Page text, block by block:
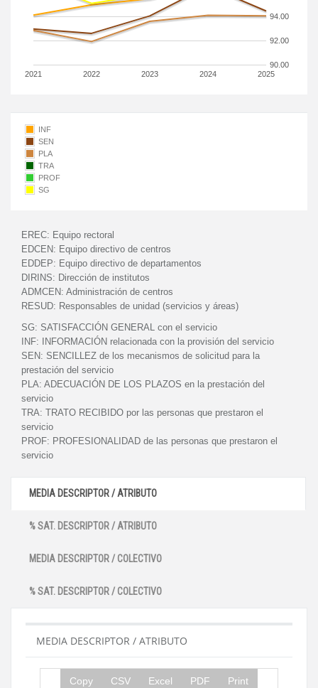
2021 2022 2023 2024 2025
90.00
92.00
94.00
INF
SEN
PLA
TRA
PROF
SG
EREC: Equipo rectoral
EDCEN: Equipo directivo de centros
EDDEP: Equipo directivo de departamentos
DIRINS: Dirección de institutos
ADMCEN: Administración de centros
RESUD: Responsables de unidad (servicios y áreas)
SG: SATISFACCIÓN GENERAL con el servicio
INF:
INFORMACIÓN relacionada con la provisión del servicio
SEN: SENCILLEZ de los mecanismos de solicitud para la
prestación del servicio
PLA: ADECUACIÓN DE LOS PLAZOS en la prestación del
servicio
TRA: TRATO RECIBIDO por las personas que prestaron el
servicio
PROF: PROFESIONALIDAD de las personas que prestaron el
servicio
MEDIA DESCRIPTOR / ATRIBUTO
% SAT. DESCRIPTOR / ATRIBUTO
MEDIA DESCRIPTOR / COLECTIVO
% SAT. DESCRIPTOR / COLECTIVO
MEDIA DESCRIPTOR / ATRIBUTO
Copy CSV Excel PDF Print